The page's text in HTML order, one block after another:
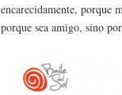
encarecidamente, porque
porque sea amigo, sino